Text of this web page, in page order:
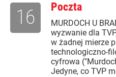
Poczta
MURDOCH U
wyzwanie dla
w żadnej mierze
technologiczno-
cyfrowa
Jedyne, co TVP
16